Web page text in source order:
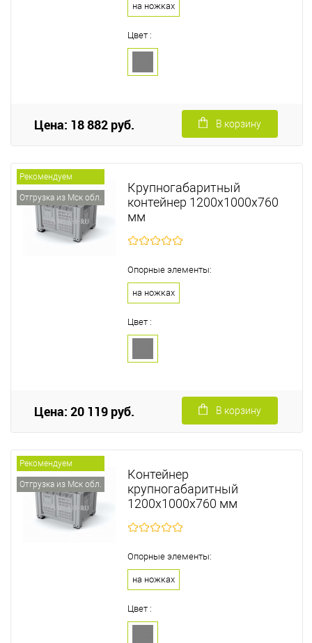
на ножках
Цвет :
Цена: 18 882 руб. В корзину
Рекомендуем
Отгрузка из Мск обл.
Крупногабаритный
контейнер 1200х1000х760
мм
Опорные элементы:
на ножках
Цвет :
Цена: 20 119 руб. В корзину
Рекомендуем
Отгрузка из Мск обл.
Контейнер
крупногабаритный
1200х1000х760 мм
Опорные элементы:
на ножках
Цвет :